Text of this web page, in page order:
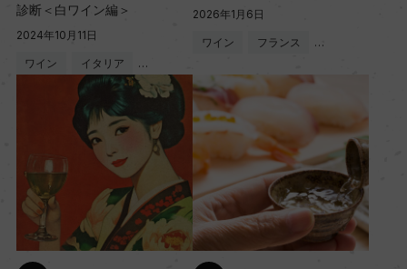
診断＜白ワイン編＞
2024年10月11日
ワイン イタリア …
2026年1月6日
ワイン フランス …